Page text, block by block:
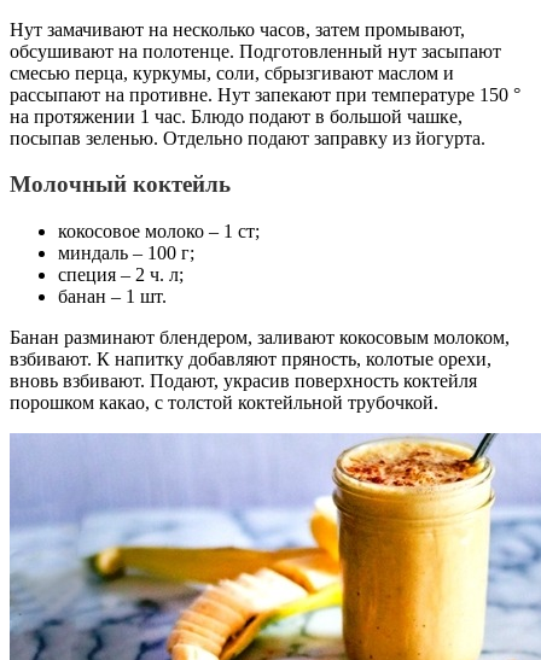
Нут замачивают на несколько часов, затем промывают,
обсушивают на полотенце. Подготовленный нут засыпают
смесью перца, куркумы, соли, сбрызгивают маслом и
рассыпают на противне. Нут запекают при температуре 150 °
на протяжении 1 час. Блюдо подают в большой чашке,
посыпав зеленью. Отдельно подают заправку из йогурта.
Молочный коктейль
кокосовое молоко – 1 ст;
миндаль – 100 г;
специя – 2 ч. л;
банан – 1 шт.
Банан разминают блендером, заливают кокосовым молоком,
взбивают. К напитку добавляют пряность, колотые орехи,
вновь взбивают. Подают, украсив поверхность коктейля
порошком какао, с толстой коктейльной трубочкой.